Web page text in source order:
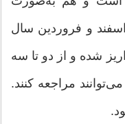
اسفند و فروردین سال
شده و از دو تا سه
مراجعه کنند.